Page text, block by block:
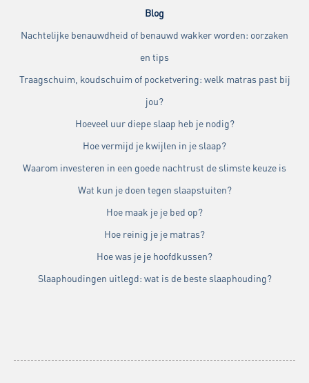
Blog
Nachtelijke benauwdheid of benauwd wakker worden: oorzaken
en tips
Traagschuim, koudschuim of pocketvering: welk matras past bij
jou?
Hoeveel uur diepe slaap heb je nodig?
Hoe vermijd je kwijlen in je slaap?
Waarom investeren in een goede nachtrust de slimste keuze is
Wat kun je doen tegen slaapstuiten?
Hoe maak je je bed op?
Hoe reinig je je matras?
Hoe was je je hoofdkussen?
Slaaphoudingen uitlegd: wat is de beste slaaphouding?